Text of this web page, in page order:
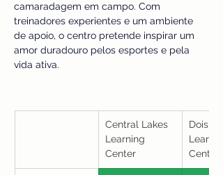
camaradagem em campo. Com
treinadores experientes e um ambiente
de apoio, o centro pretende inspirar um
amor duradouro pelos esportes e pela
vida ativa.
Central Lakes
Learning
Center
Dois
Center